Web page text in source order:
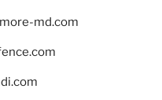
md.com